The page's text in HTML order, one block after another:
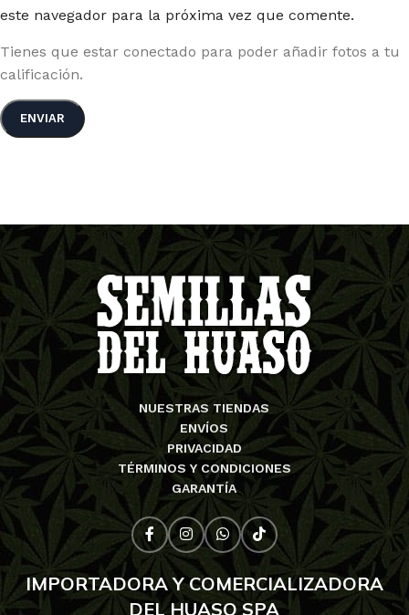
este navegador para la próxima vez que comente.
Tienes que estar conectado para poder añadir fotos a tu
calificación.
NUESTRAS TIENDAS
ENVÍOS
PRIVACIDAD
TÉRMINOS Y CONDICIONES
GARANTÍA
IMPORTADORA Y COMERCIALIZADORA
DEL HUASO SPA